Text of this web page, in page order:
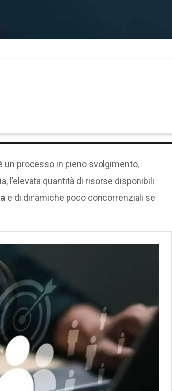
un processo in pieno svolgimento,
l’elevata quantità di risorse disponibili
e di dinamiche poco concorrenziali se